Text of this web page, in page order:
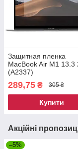
Защитная пленка
MacBook Air M1 13.3
(A2337)
289,75 ₴ 305 ₴
Купити
Акційні
–5%